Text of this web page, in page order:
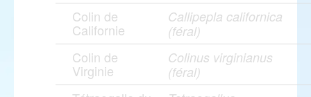
Colin de
Californie
Callipepla californica
(féral)
Colin de
Virginie
Colinus virginianus
(féral)